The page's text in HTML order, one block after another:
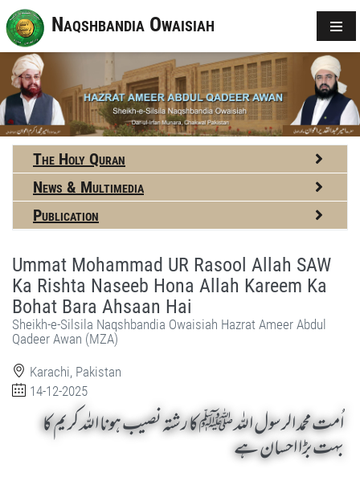
Naqshbandia Owaisiah
The Holy Quran
News & Multimedia
Publication
Ummat Mohammad UR Rasool Allah SAW
Ka Rishta Naseeb Hona Allah Kareem Ka
Bohat Bara Ahsaan Hai
Sheikh-e-Silsila Naqshbandia Owaisiah Hazrat Ameer Abdul
Qadeer Awan (MZA)
Karachi, Pakistan
14-12-2025
اُمت محمد الرسول اللہ ﷺ کا رشتہ نصیب ہونا اللہ کریم کا
بہت بڑا احسان ہے